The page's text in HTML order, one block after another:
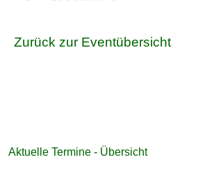
Zurück zur Eventübersicht
überspringen
Aktuelle Termine - Übersicht